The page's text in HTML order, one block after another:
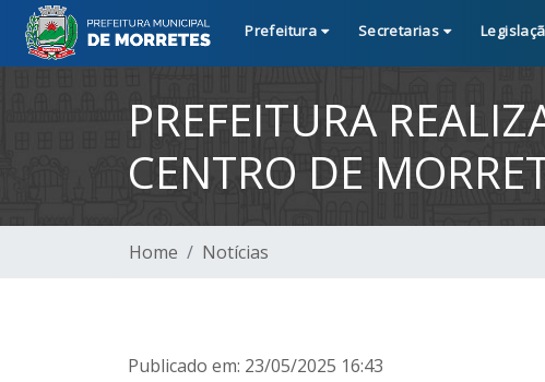
Prefeitura Secretarias
PREFEITURA
CENTRO DE
Home Notícias
Publicado em: 23/05/2025 16:43